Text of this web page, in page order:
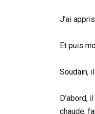
J’ai
Et puis
Soudain,
D’abord,
chaude,